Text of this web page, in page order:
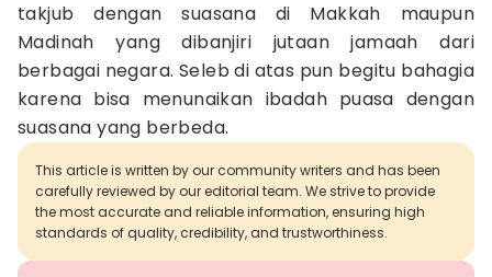
takjub dengan suasana di Makkah maupun
Madinah yang dibanjiri jutaan jamaah dari
berbagai negara. Seleb di atas pun begitu bahagia
karena bisa menunaikan ibadah puasa dengan
suasana yang berbeda.
This article is written by our community writers and has been
carefully reviewed by our editorial team. We strive to provide
the most accurate and reliable information, ensuring high
standards of quality, credibility, and trustworthiness.